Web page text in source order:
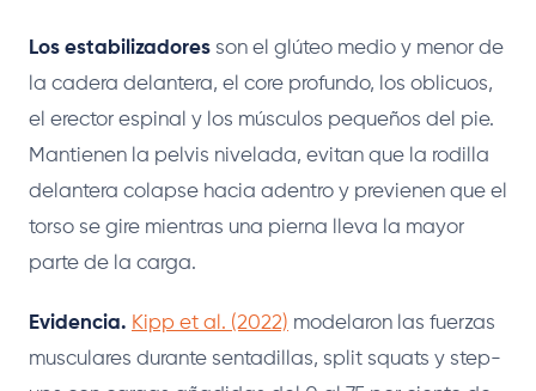
Los estabilizadores son el glúteo medio y menor de
la cadera delantera, el core profundo, los oblicuos,
el erector espinal y los músculos pequeños del pie.
Mantienen la pelvis nivelada, evitan que la rodilla
delantera colapse hacia adentro y previenen que el
torso se gire mientras una pierna lleva la mayor
parte de la carga.
Evidencia. Kipp et al. (2022) modelaron las fuerzas
musculares durante sentadillas, split squats y step-